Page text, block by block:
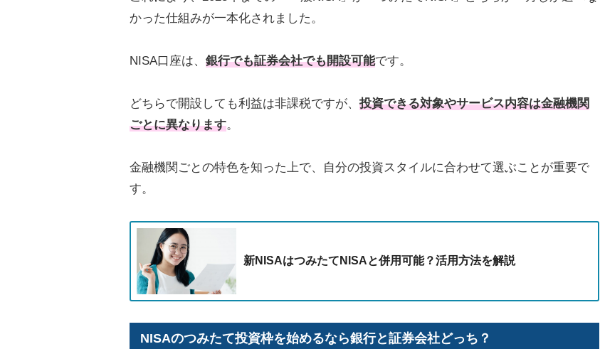
かった仕組みが一本化されました。
NISA口座は、 銀行でも証券会社でも開設可能です。
どちらで開設しても利益は非課税ですが、 投資できる対象やサービス内容は金融機関
ごとに異なります。
金融機関ごとの特色を知った上で、自分の投資スタイルに合わせて選ぶことが重要で
す。
新NISAはつみたてNISAと併用可能？活用方法を解説
NISAのつみたて投資枠を始めるなら銀行と証券会社どっち？